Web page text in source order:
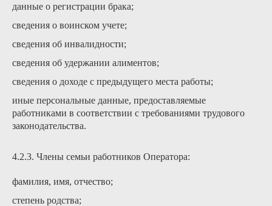
данные о регистрации брака;
сведения о воинском учете;
сведения об инвалидности;
сведения об удержании алиментов;
сведения о доходе с предыдущего места работы;
иные персональные данные, предоставляемые
работниками в соответствии с требованиями трудового
законодательства.
4.2.3. Члены семьи работников Оператора:
фамилия, имя, отчество;
степень родства;